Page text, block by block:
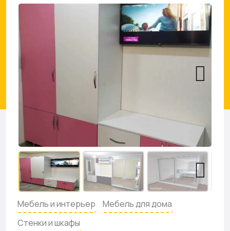
Мебель и интерьер
Мебель для дома
Стенки и шкафы